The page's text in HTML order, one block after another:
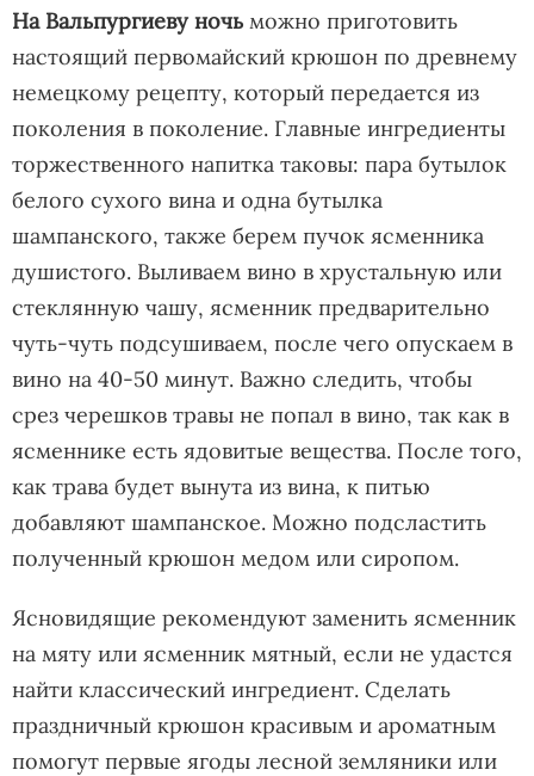
На Вальпургиеву ночь можно приготовить
настоящий первомайский крюшон по древнему
немецкому рецепту, который передается из
поколения в поколение. Главные ингредиенты
торжественного напитка таковы: пара бутылок
белого сухого вина и одна бутылка
шампанского, также берем пучок ясменника
душистого. Выливаем вино в хрустальную или
стеклянную чашу, ясменник предварительно
чуть-чуть подсушиваем, после чего опускаем в
вино на 40-50 минут. Важно следить, чтобы
срез черешков травы не попал в вино, так как в
ясменнике есть ядовитые вещества. После того,
как трава будет вынута из вина, к питью
добавляют шампанское. Можно подсластить
полученный крюшон медом или сиропом.
Ясновидящие рекомендуют заменить ясменник
на мяту или ясменник мятный, если не удастся
найти классический ингредиент. Сделать
праздничный крюшон красивым и ароматным
помогут первые ягоды лесной земляники или